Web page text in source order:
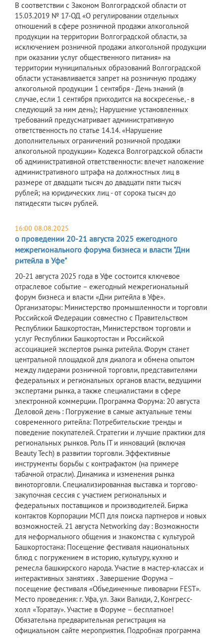
В соответствии с Законом Волгоградской области от
15.03.2019 № 17-ОД «О регулировании отдельных
отношений в сфере розничной продажи алкогольной
продукции на территории Волгоградской области, за
исключением розничной продажи алкогольной продукции
при оказании услуг общественного питания» на
территории муниципальных образований Волгоградской
области устанавливается запрет на розничную продажу
алкогольной продукции 1 сентября - День знаний (в
случае, если 1 сентября приходится на воскресенье, - в
следующий за ним день); Нарушение установленных
требований предусматривает административную
ответственность по статье 14.14. «Нарушение
дополнительных ограничений розничной продажи
алкогольной продукции» Кодекса Волгоградской области
об административной ответственности: влечет наложение
административного штрафа на должностных лиц в
размере от двадцати тысяч до двадцати пяти тысяч
рублей; на юридических лиц - от сорока тысяч до
пятидесяти тысяч рублей.
16:00 08.08.2025
о проведении 20-21 августа 2025 ежегодного
межрегионального форума бизнеса и власти "Дни
ритейла в Уфе"
20-21 августа 2025 года в Уфе состоится ключевое
отраслевое событие – ежегодный межрегиональный
форум бизнеса и власти «Дни ритейла в Уфе».
Организаторы: Министерство промышленности и торговли
Российской Федерации совместно с Правительством
Республики Башкортостан, Министерством торговли и
услуг Республики Башкортостан и Российской
ассоциацией экспертов рынка ритейла. Форум станет
центральной площадкой для диалога и обмена опытом
между лидерами розничной торговли, представителями
федеральных и региональных органов власти, ведущими
экспертами рынка, а также специалистами в сфере
электронной коммерции. Программа Форума: 20 августа
Деловой день : Погружение в самые актуальные темы
современного ритейла: Потребительские тренды и
поведение покупателей. Стратегии и лучшие практики для
региональных рынков. Роль IT и инноваций (включая
Beauty Tech) в развитии торговли. Эффективные
инструменты борьбы с контрафактом (на примере
табачной отрасли). Динамика и изменения рынка
виноторговли. Специализированная выставка и торгово-
закупочная сессия с участием региональных и
федеральных поставщиков и производителей. Биржа
контактов Корпорации МСП для поиска партнеров и новых
возможностей. 21 августа Networking day : Возможности
для неформального общения и знакомства с культурой
Башкортостана: Посещение фестиваля национальных
блюд с погружением в историю, культуру, кухню и
ремесла башкирского народа. Участие в мастер-классах и
интерактивных занятиях . Завершение Форума –
посещение фестиваля «Объединенные пивоварни FEST».
Место проведения: г. Уфа, ул. Заки Валиди, 2, Конгресс-
холл «Торатау». Участие в Форуме – бесплатное!
Обязательна предварительная регистрация на
официальном сайте мероприятия. Подробная программа